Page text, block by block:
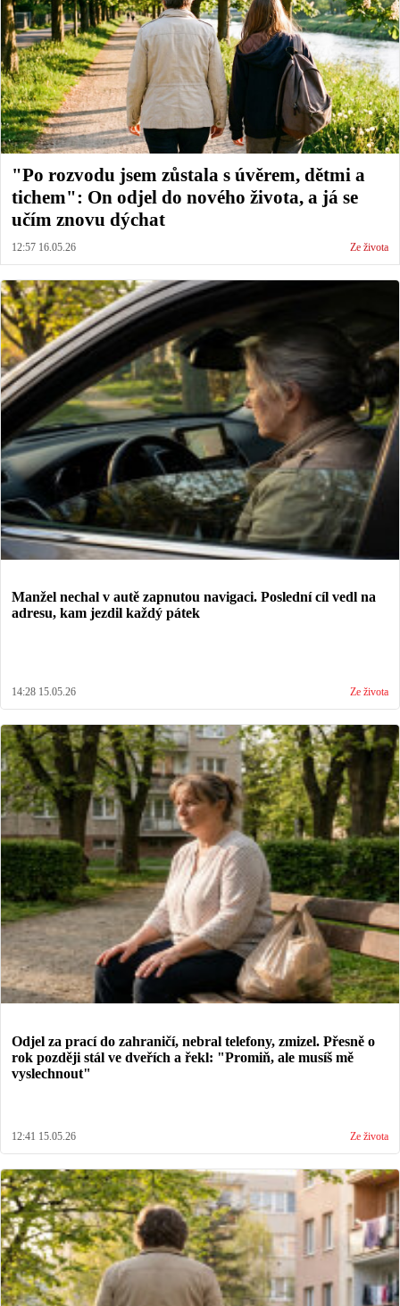
"Po rozvodu jsem zůstala s úvěrem, dětmi a
tichem": On odjel do nového života, a já se
učím znovu dýchat
12:57 16.05.26 Ze života
Manžel nechal v autě zapnutou navigaci. Poslední cíl vedl na
adresu, kam jezdil každý pátek
14:28 15.05.26 Ze života
Odjel za prací do zahraničí, nebral telefony, zmizel. Přesně o
rok později stál ve dveřích a řekl: "Promiň, ale musíš mě
vyslechnout"
12:41 15.05.26 Ze života